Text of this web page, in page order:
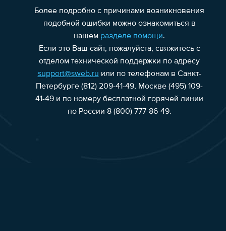
Более подробно с причинами возникновения
подобной ошибки можно ознакомиться в
нашем разделе помощи.
Если это Ваш сайт, пожалуйста, свяжитесь с
отделом технической поддержки по адресу
support@sweb.ru или по телефонам в Санкт-
Петербурге (812) 209-41-49, Москве (495) 109-
41-49 и по номеру бесплатной горячей линии
по России 8 (800) 777-86-49.